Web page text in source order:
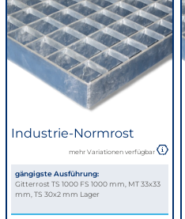
Industrie-Normrost
mehr Variationen verfügbar
gängigste Ausführung:
Gitterrost TS 1000 FS 1000 mm, MT 33x33
mm, TS 30x2 mm Lager